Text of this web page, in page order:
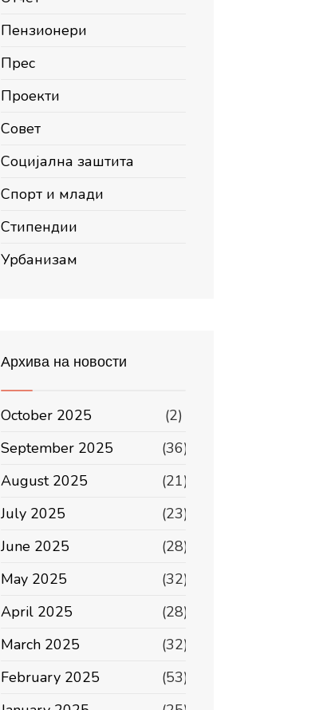
Пензионери
Прес
Проекти
Совет
Социјална заштита
Спорт и млади
Стипендии
Урбанизам
Архива на новости
October 2025
(2)
September 2025
(36)
August 2025
(21)
July 2025
(23)
June 2025
(28)
May 2025
(32)
April 2025
(28)
March 2025
(32)
February 2025
(53)